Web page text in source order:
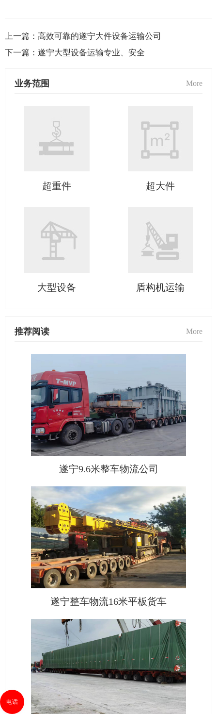
上一篇： 高效可靠的遂宁大件设备运输公司
下一篇： 遂宁大型设备运输专业、安全
业务范围 More
超重件 超大件
大型设备 盾构机运输
推荐阅读 More
遂宁9.6米整车物流公司
遂宁整车物流16米平板货车
电话